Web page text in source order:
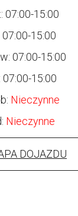
07:00-15:00
07:00-15:00
07:00-15:00
07:00-15:00
Nieczynne
Nieczynne
DOJAZDU